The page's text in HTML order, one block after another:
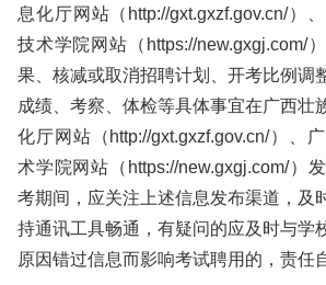
息化厅网站（http://gxt.gxzf.gov.cn/）
技术学院网站（https://new.gxgj.com/
果、核减或取消招聘计划、开考比例调
成绩、考察、体检等具体事宜在广西壮
化厅网站（http://gxt.gxzf.gov.cn/）、
术学院网站（https://new.gxgj.com/）
考期间，应关注上述信息发布渠道，及
持通讯工具畅通，有疑问的应及时与学
原因错过信息而影响考试聘用的，责任